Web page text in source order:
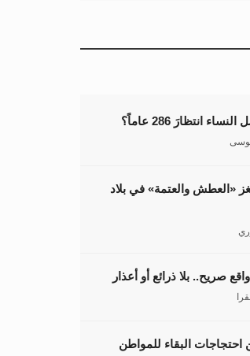
انتظارَ 286 عاماً؟
«العطش والعتمة» في بلاد
صريح.. بلا ذرائع أو أعذار
احتجاجات البقاء للمواطن